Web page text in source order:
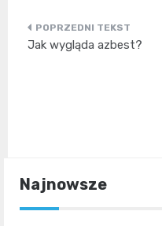
Nawigacja
Jak wygląda azbest?
Najnowsze